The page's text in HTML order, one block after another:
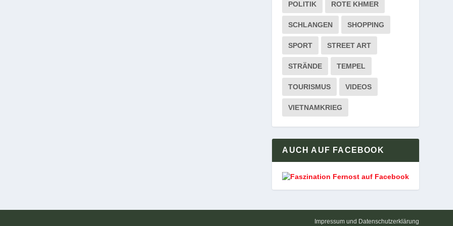
POLITIK ROTE KHMER
SCHLANGEN SHOPPING
SPORT STREET ART
STRÄNDE TEMPEL
TOURISMUS VIDEOS
VIETNAMKRIEG
AUCH AUF FACEBOOK
Impressum und Datenschutzerklärung